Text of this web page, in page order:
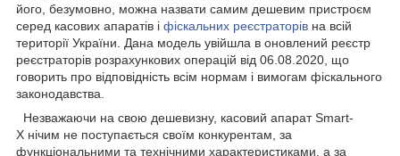
його, безумовно, можна назвати самим дешевим пристроєм
серед касових апаратів і фіскальних реєстраторів на всій
території України. Дана модель увійшла в оновлений реєстр
реєстраторів розрахункових операцій від 06.08.2020, що
говорить про відповідність всім нормам і вимогам фіскального
законодавства.
Незважаючи на свою дешевизну, касовий апарат Smart-
X нічим не поступається своїм конкурентам, за
функціональними та технічними характеристиками, а за